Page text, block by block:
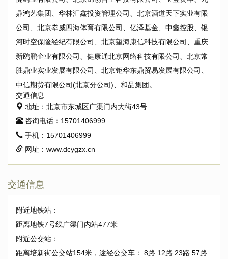
鼎鸿艺集团、华林汇鑫投资管理公司、北京酒道天下实业有限
公司、北京拳威四海体育有限公司、亿泽基金、中鑫控股、银
河时空保险经纪有限公司、北京望海康信科技有限公司、重庆
新鸥鹏企业有限公司、健康通北京网络科技有限公司、北京常
胜鼎业实业发展有限公司、北京钜华东鼎贸易发展有限公司、
中信期货有限公司(北京分公司)、和品集团。
交通信息
地址： 北京市东城区广渠门内大街43号
咨询电话： 15701406999
手机： 15701406999
网址： www.dcygzx.cn
交通信息
附近地铁站：
距离地铁7号线广渠门内站477米
附近公交站：
距离培新街公交站154米，途经公交车： 8路 12路 23路 57路